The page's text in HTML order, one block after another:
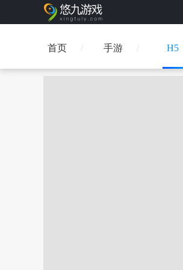
首页 手游 H5